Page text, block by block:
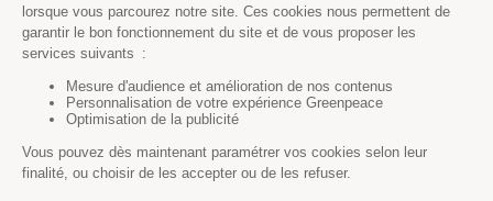
Politique de confidentialité
Les autres sites de Greenpeace
dans le monde
Cliquez-ici pour modifier vos préférences en matière de cookies
Greenpeace